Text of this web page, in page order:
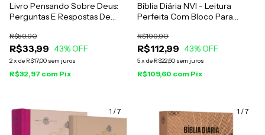
Livro Pensando Sobre Deus:
Perguntas E Respostas De
Early
R$33,99
R$59,90
43% OFF
2x de R$17,00 sem juros
R$32,97 com Pix
Bíblia Diária NVI - Leitura
Perfeita Com Bloco Para
Marrom
R$112,99
R$199,90
43% OFF
5x de R$22,60 sem juros
R$109,60 com Pix
1 /7 1 /7